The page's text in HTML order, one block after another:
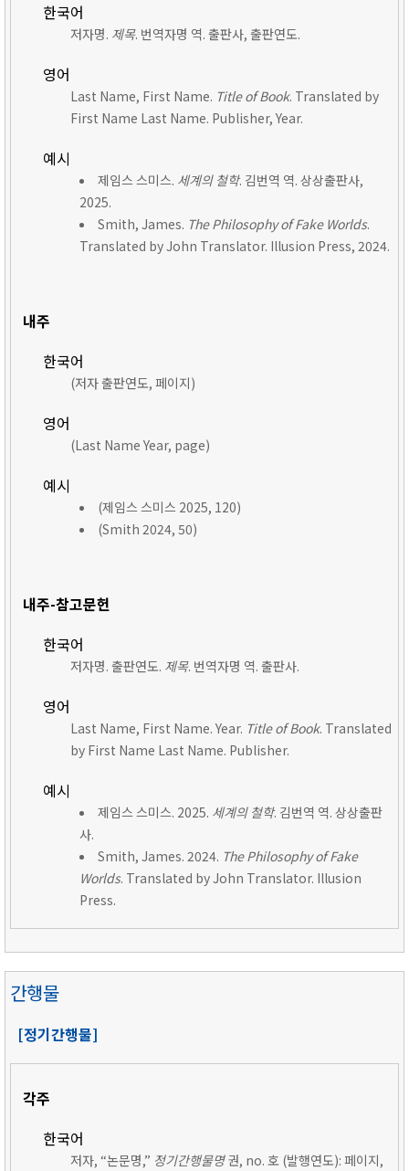
한국어
저자명. 제목. 번역자명 역. 출판사, 출판연도.
영어
Last Name, First Name. Title of Book. Translated by
First Name Last Name. Publisher, Year.
예시
제임스 스미스. 세계의 철학. 김번역 역. 상상출판사,
2025.
Smith, James. The Philosophy of Fake Worlds.
Translated by John Translator. Illusion Press, 2024.
내주
한국어
(저자 출판연도, 페이지)
영어
(Last Name Year, page)
예시
(제임스 스미스 2025, 120)
(Smith 2024, 50)
내주-참고문헌
한국어
저자명. 출판연도. 제목. 번역자명 역. 출판사.
영어
Last Name, First Name. Year. Title of Book. Translated
by First Name Last Name. Publisher.
예시
제임스 스미스. 2025. 세계의 철학. 김번역 역. 상상출판
사.
Smith, James. 2024. The Philosophy of Fake
Worlds. Translated by John Translator. Illusion
Press.
간행물
[정기간행물]
각주
한국어
저자, “논문명,” 정기간행물명권, no. 호 (발행연도): 페이지,